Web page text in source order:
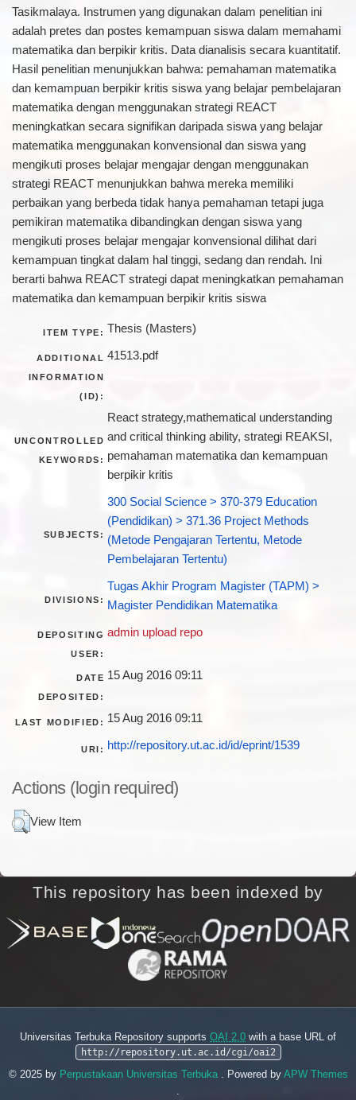
Tasikmalaya. Instrumen yang digunakan dalam penelitian ini
adalah pretes dan postes kemampuan siswa dalam memahami
matematika dan berpikir kritis. Data dianalisis secara kuantitatif.
Hasil penelitian menunjukkan bahwa: pemahaman matematika
dan kemampuan berpikir kritis siswa yang belajar pembelajaran
matematika dengan menggunakan strategi REACT
meningkatkan secara signifikan daripada siswa yang belajar
matematika menggunakan konvensional dan siswa yang
mengikuti proses belajar mengajar dengan menggunakan
strategi REACT menunjukkan bahwa mereka memiliki
perbaikan yang berbeda tidak hanya pemahaman tetapi juga
pemikiran matematika dibandingkan dengan siswa yang
mengikuti proses belajar mengajar konvensional dilihat dari
kemampuan tingkat dalam hal tinggi, sedang dan rendah. Ini
berarti bahwa REACT strategi dapat meningkatkan pemahaman
matematika dan kemampuan berpikir kritis siswa
ITEM TYPE: Thesis (Masters)
ADDITIONAL
INFORMATION
(ID):
41513.pdf
UNCONTROLLED
KEYWORDS:
React strategy,mathematical understanding
and critical thinking ability, strategi REAKSI,
pemahaman matematika dan kemampuan
berpikir kritis
SUBJECTS:
300 Social Science > 370-379 Education
(Pendidikan) > 371.36 Project Methods
(Metode Pengajaran Tertentu, Metode
Pembelajaran Tertentu)
DIVISIONS:
Tugas Akhir Program Magister (TAPM) >
Magister Pendidikan Matematika
DEPOSITING
USER:
admin upload repo
DATE
DEPOSITED:
15 Aug 2016 09:11
LAST MODIFIED: 15 Aug 2016 09:11
URI: http://repository.ut.ac.id/id/eprint/1539
Actions (login required)
View Item
This repository has been indexed by
Universitas Terbuka Repository supports OAI 2.0 with a base URL of
http://repository.ut.ac.id/cgi/oai2
© 2025 by Perpustakaan Universitas Terbuka . Powered by APW Themes
.